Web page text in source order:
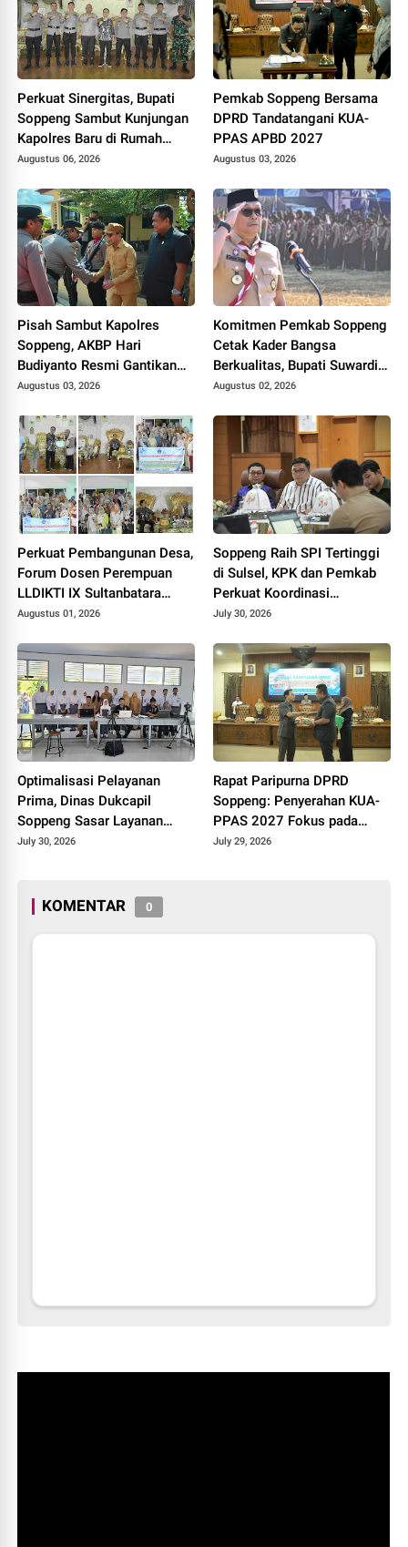
Perkuat Sinergitas, Bupati
Soppeng Sambut Kunjungan
Kapolres Baru di Rumah
Jabatan
Augustus 06, 2026
Pemkab Soppeng Bersama
DPRD Tandatangani KUA-
PPAS APBD 2027
Augustus 03, 2026
Pisah Sambut Kapolres
Soppeng, AKBP Hari
Budiyanto Resmi Gantikan
AKBP Aditya Pradana
Augustus 03, 2026
Komitmen Pemkab Soppeng
Cetak Kader Bangsa
Berkualitas, Bupati Suwardi
Buka Perkemahan di Waduk
Augustus 02, 2026
Perkuat Pembangunan Desa,
Forum Dosen Perempuan
LLDIKTI IX Sultanbatara
Kunjungi Soppeng
Augustus 01, 2026
Soppeng Raih SPI Tertinggi
di Sulsel, KPK dan Pemkab
Perkuat Koordinasi
Pencegahan Korupsi
July 30, 2026
Optimalisasi Pelayanan
Prima, Dinas Dukcapil
Soppeng Sasar Layanan
Perekaman e-KTP di 20
July 30, 2026
Rapat Paripurna DPRD
Soppeng: Penyerahan KUA-
PPAS 2027 Fokus pada
Penguatan Kemandirian
July 29, 2026
KOMENTAR 0